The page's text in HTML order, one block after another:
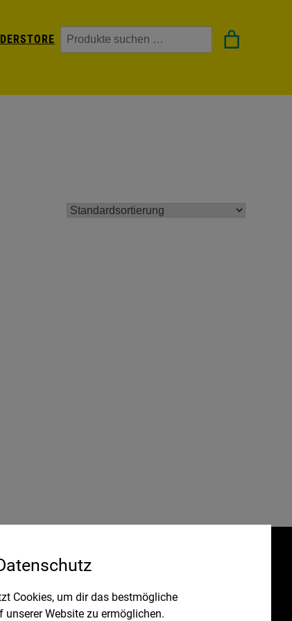
STORE Suchen
Cookies, um dir das bestmögliche
unserer Website zu ermöglichen.